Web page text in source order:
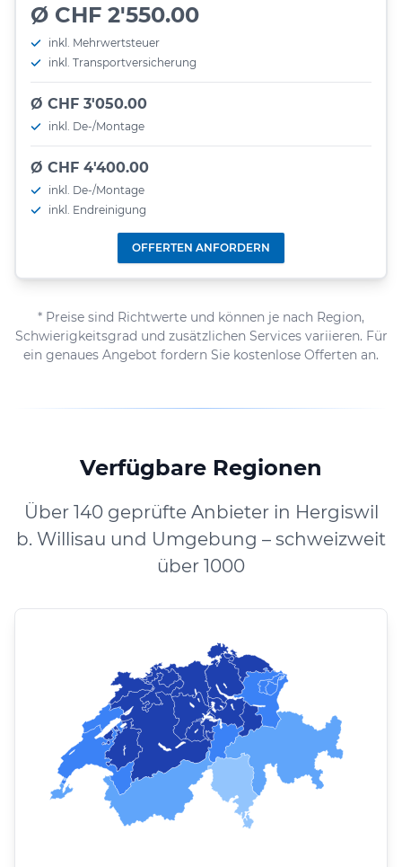
Ø CHF 2'550.00
inkl. Mehrwertsteuer
inkl. Transportversicherung
Ø CHF 3'050.00
inkl. De-/Montage
Ø CHF 4'400.00
inkl. De-/Montage
inkl. Endreinigung
OFFERTEN ANFORDERN
* Preise sind Richtwerte und können je nach Region,
Schwierigkeitsgrad und zusätzlichen Services variieren. Für
ein genaues Angebot fordern Sie kostenlose Offerten an.
Verfügbare Regionen
Über 140 geprüfte Anbieter in Hergiswil
b. Willisau und Umgebung – schweizweit
über 1000